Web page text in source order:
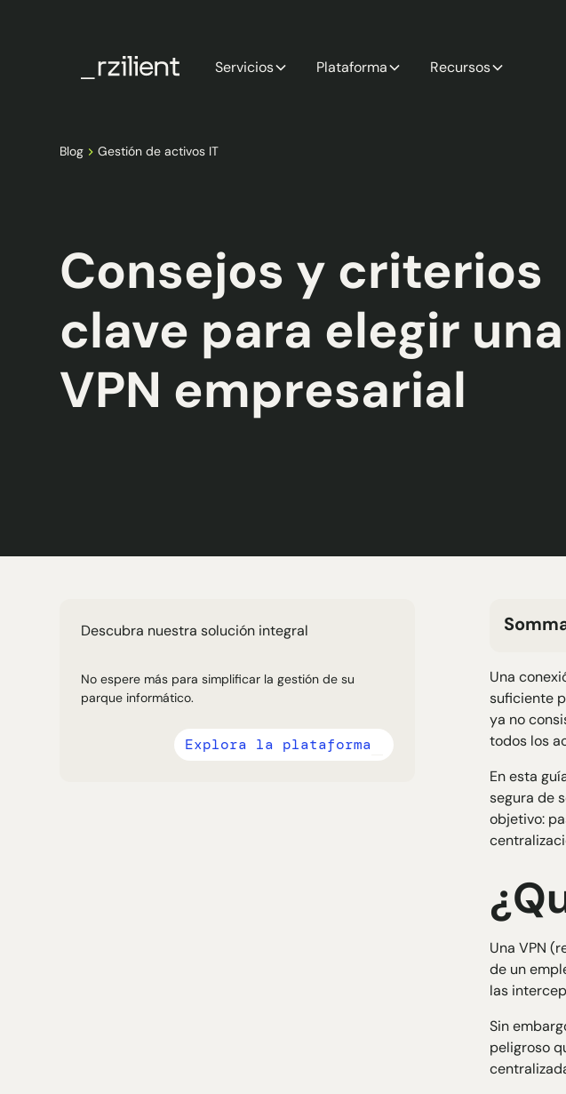
Servicios Plataforma Recursos
Blog Gestión de activos IT
Consejos y criterios
clave para elegir una
VPN empresarial
Descubra nuestra solución integral
No espere más para simplificar la gestión de su
parque informático.
Explora la plataforma
H3 Texte
H4
H5
H6
Una
suficiente
ya no
todos los
En esta
segura de
objetivo:
Una VPN
de un
las
Sin
peligroso